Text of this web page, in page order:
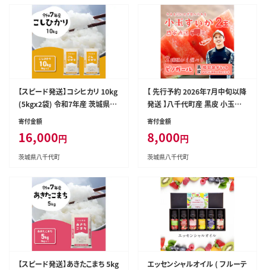
【スピード発送】コシヒカリ 10kg
(5kgx2袋) 令和7年産 茨城県産
こしひかり 白米 精米 茨城県 八
寄付金額
16,000円
茨城県八千代町
【 先行予約 2026年7月中旬以降
発送 】八千代町産 黒皮 小玉スイ
カ 姫甘泉ブラック ひとりじめBo
いか 西瓜 [SF004ya]
寄付金額
8,000円
茨城県八千代町
【スピード発送】あきたこまち 5kg
エッセンシャルオイル ( フルーテ